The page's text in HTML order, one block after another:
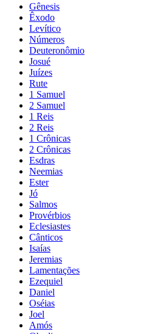
Gênesis
Êxodo
Levítico
Números
Deuteronômio
Josué
Juízes
Rute
1 Samuel
2 Samuel
1 Reis
2 Reis
1 Crônicas
2 Crônicas
Esdras
Neemias
Ester
Jó
Salmos
Provérbios
Eclesiastes
Cânticos
Isaías
Jeremias
Lamentações
Ezequiel
Daniel
Oséias
Joel
Amós